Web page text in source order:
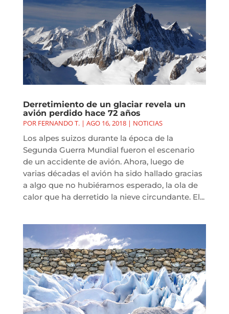
Derretimiento de un glaciar revela un
avión perdido hace 72 años
POR FERNANDO T.| AGO 16, 2018| NOTICIAS
Los alpes suizos durante la época de la
Segunda Guerra Mundial fueron el escenario
de un accidente de avión. Ahora, luego de
varias décadas el avión ha sido hallado gracias
a algo que no hubiéramos esperado, la ola de
calor que ha derretido la nieve circundante. El...